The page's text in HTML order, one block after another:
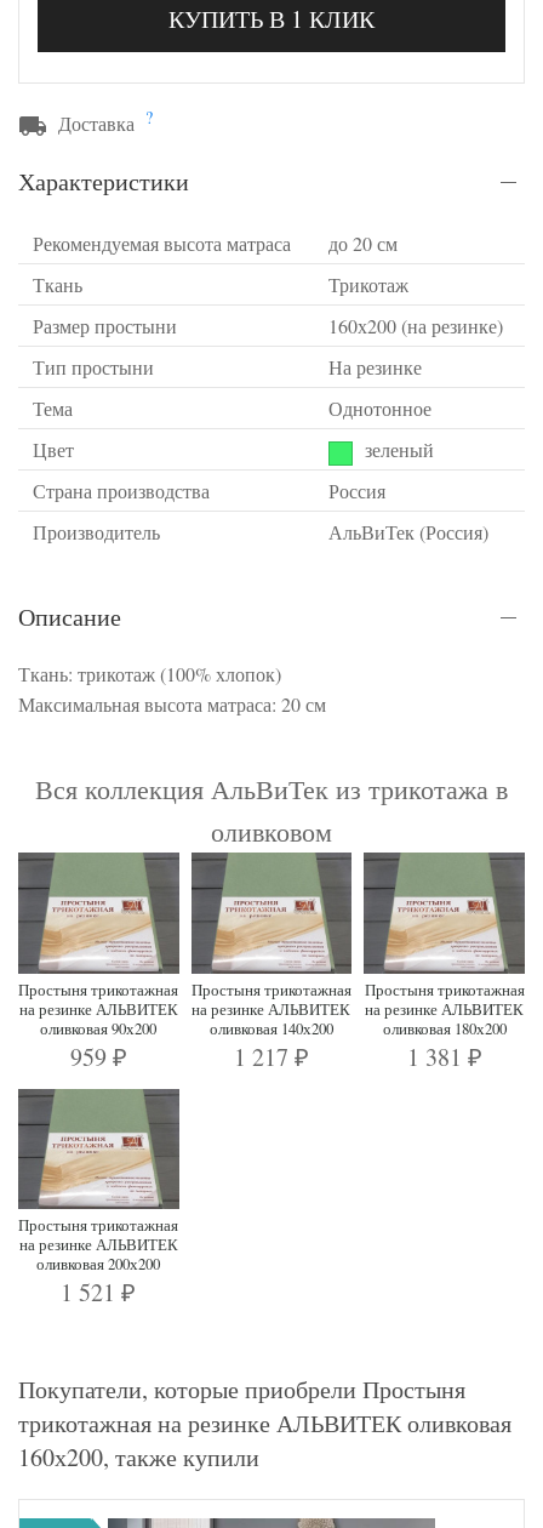
КУПИТЬ В 1 КЛИК
Доставка ?
Характеристики
Рекомендуемая высота матраса
до 20 см
Ткань
Трикотаж
Размер простыни
160х200 (на резинке)
Тип простыни
На резинке
Тема
Однотонное
Цвет
зеленый
Страна производства
Россия
Производитель
АльВиТек (Россия)
Описание
Ткань: трикотаж (100% хлопок)
Максимальная высота матраса: 20 см
Вся коллекция АльВиТек из трикотажа в
оливковом
Простыня трикотажная
на резинке АЛЬВИТЕК
оливковая 90х200
959 ₽
Простыня трикотажная
на резинке АЛЬВИТЕК
оливковая 140х200
1 217 ₽
Простыня трикотажная
на резинке АЛЬВИТЕК
оливковая 180х200
1 381 ₽
Простыня трикотажная
на резинке АЛЬВИТЕК
оливковая 200х200
1 521₽
Покупатели, которые приобрели Простыня
трикотажная на резинке АЛЬВИТЕК оливковая
160х200, также купили